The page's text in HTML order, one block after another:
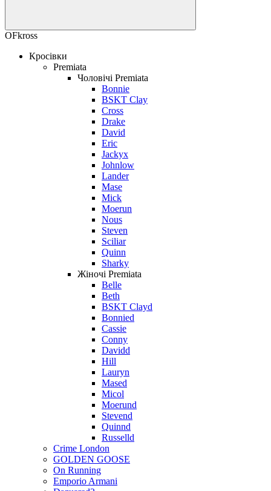
OFkross
Кросівки
Premiata
Чоловічі Premiata
Bonnie
BSKT Clay
Cross
Drake
David
Eric
Jackyx
Johnlow
Lander
Mase
Mick
Moerun
Nous
Steven
Sciliar
Quinn
Sharky
Жіночі Premiata
Belle
Beth
BSKT Clayd
Bonnied
Cassie
Conny
Davidd
Hill
Lauryn
Mased
Micol
Moerund
Stevend
Quinnd
Russelld
Crime London
GOLDEN GOOSE
On Running
Emporio Armani